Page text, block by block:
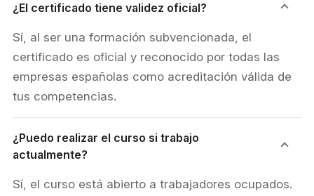
¿El certificado tiene validez oficial?
Sí, al ser una formación subvencionada, el
certificado es oficial y reconocido por todas las
empresas españolas como acreditación válida de
tus competencias.
¿Puedo realizar el curso si trabajo
actualmente?
Sí, el curso está abierto a trabajadores ocupados.